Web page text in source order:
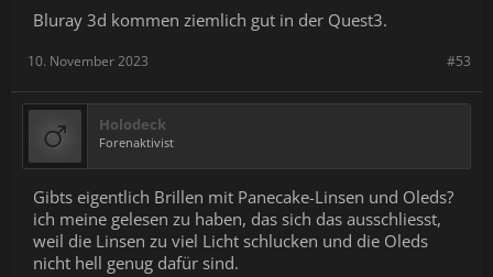
Bluray 3d kommen ziemlich gut in der Quest3.
#53
10. November 2023
Holodeck
Forenaktivist
Gibts eigentlich Brillen mit Panecake-Linsen und Oleds?
ich meine gelesen zu haben, das sich das ausschliesst,
weil die Linsen zu viel Licht schlucken und die Oleds
nicht hell genug dafür sind.